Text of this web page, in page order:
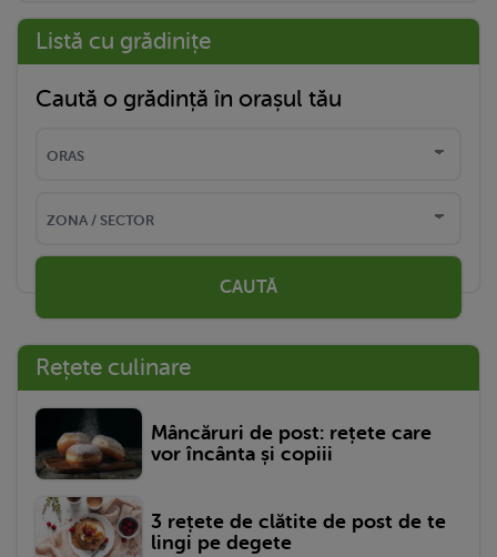
Listă cu grădinițe
Caută o grădință în orașul tău
CAUTĂ
Rețete culinare
Mâncăruri de post: rețete care
vor încânta și copiii
3 rețete de clătite de post de te
lingi pe degete